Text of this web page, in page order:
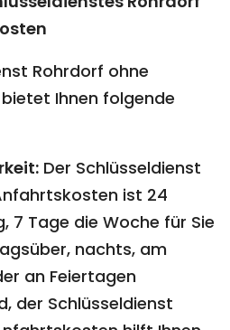
Rohrdorf ohne
Ihnen folgende
Der Schlüsseldienst
ist 24
7 Tage die Woche für Sie
nachts, am
an Feiertagen
der Schlüsseldienst